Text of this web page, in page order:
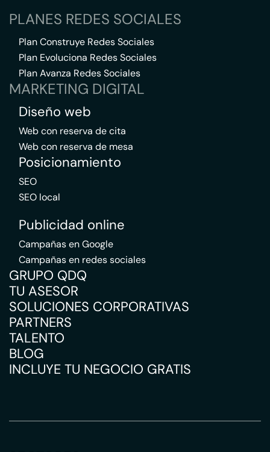
PLANES REDES SOCIALES
Plan Construye Redes Sociales
Plan Evoluciona Redes Sociales
Plan Avanza Redes Sociales
MARKETING DIGITAL
Diseño web
Web con reserva de cita
Web con reserva de mesa
Posicionamiento
SEO
SEO local
Publicidad online
Campañas en Google
Campañas en redes sociales
GRUPO QDQ
TU ASESOR
SOLUCIONES CORPORATIVAS
PARTNERS
TALENTO
BLOG
INCLUYE TU NEGOCIO GRATIS